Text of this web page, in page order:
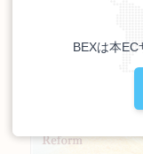
BEXは本EC